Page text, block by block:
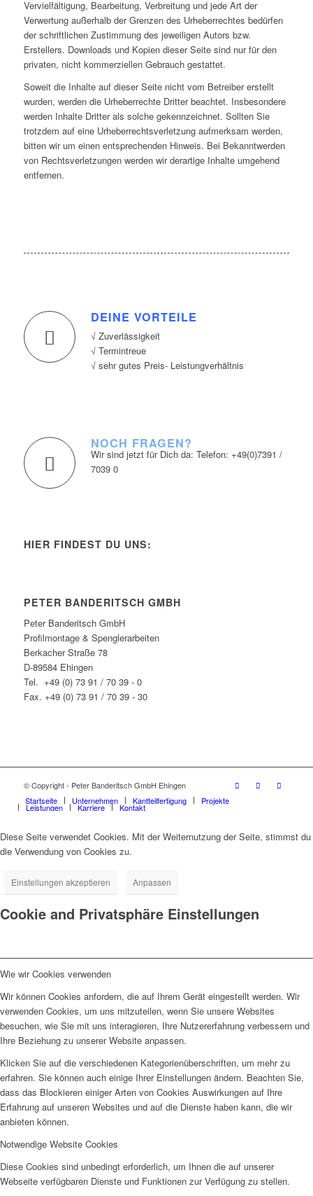
Vervielfältigung, Bearbeitung, Verbreitung und jede Art der
Verwertung außerhalb der Grenzen des Urheberrechtes bedürfen
der schriftlichen Zustimmung des jeweiligen Autors bzw.
Erstellers. Downloads und Kopien dieser Seite sind nur für den
privaten, nicht kommerziellen Gebrauch gestattet.
Soweit die Inhalte auf dieser Seite nicht vom Betreiber erstellt
wurden, werden die Urheberrechte Dritter beachtet. Insbesondere
werden Inhalte Dritter als solche gekennzeichnet. Sollten Sie
trotzdem auf eine Urheberrechtsverletzung aufmerksam werden,
bitten wir um einen entsprechenden Hinweis. Bei Bekanntwerden
von Rechtsverletzungen werden wir derartige Inhalte umgehend
entfernen.
DEINE VORTEILE
√ Zuverlässigkeit
√ Termintreue
√ sehr gutes Preis- Leistungverhältnis
NOCH FRAGEN?
Wir sind jetzt für Dich da: Telefon: +49(0)7391 /
7039 0
HIER FINDEST DU UNS:
PETER BANDERITSCH GMBH
Peter Banderitsch GmbH
Profilmontage & Spenglerarbeiten
Berkacher Straße 78
D-89584 Ehingen
Tel. +49 (0) 73 91 / 70 39 - 0
Fax. +49 (0) 73 91 / 70 39 - 30
© Copyright - Peter Banderitsch GmbH Ehingen
Startseite
Unternehmen Kantteilfertigung Projekte
Leistungen Karriere Kontakt
Diese Seite verwendet Cookies. Mit der Weiternutzung der Seite, stimmst du
die Verwendung von Cookies zu.
Einstellungen akzeptieren Anpassen
Cookie and Privatsphäre Einstellungen
Wie wir Cookies verwenden
Wir können Cookies anfordern, die auf Ihrem Gerät eingestellt werden. Wir
verwenden Cookies, um uns mitzuteilen, wenn Sie unsere Websites
besuchen, wie Sie mit uns interagieren, Ihre Nutzererfahrung verbessern und
Ihre Beziehung zu unserer Website anpassen.
Klicken Sie auf die verschiedenen Kategorienüberschriften, um mehr zu
erfahren. Sie können auch einige Ihrer Einstellungen ändern. Beachten Sie,
dass das Blockieren einiger Arten von Cookies Auswirkungen auf Ihre
Erfahrung auf unseren Websites und auf die Dienste haben kann, die wir
anbieten können.
Notwendige Website Cookies
Diese Cookies sind unbedingt erforderlich, um Ihnen die auf unserer
Webseite verfügbaren Dienste und Funktionen zur Verfügung zu stellen.